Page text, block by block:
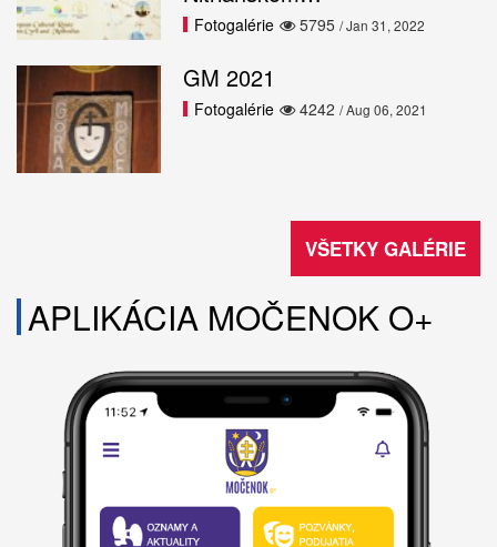
5795
Fotogalérie / Jan 31, 2022
GM 2021
4242
Fotogalérie / Aug 06, 2021
VŠETKY GALÉRIE
APLIKÁCIA MOČENOK O+